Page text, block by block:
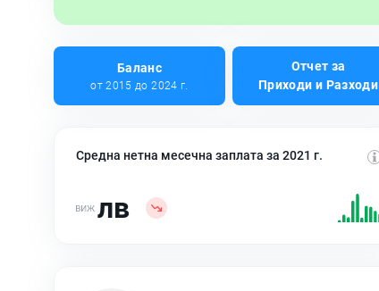
Баланс
от 2015 до 2024 г.
Отчет за
Приходи и Разходи
Средна нетна месечна заплата за 2021 г.
лв